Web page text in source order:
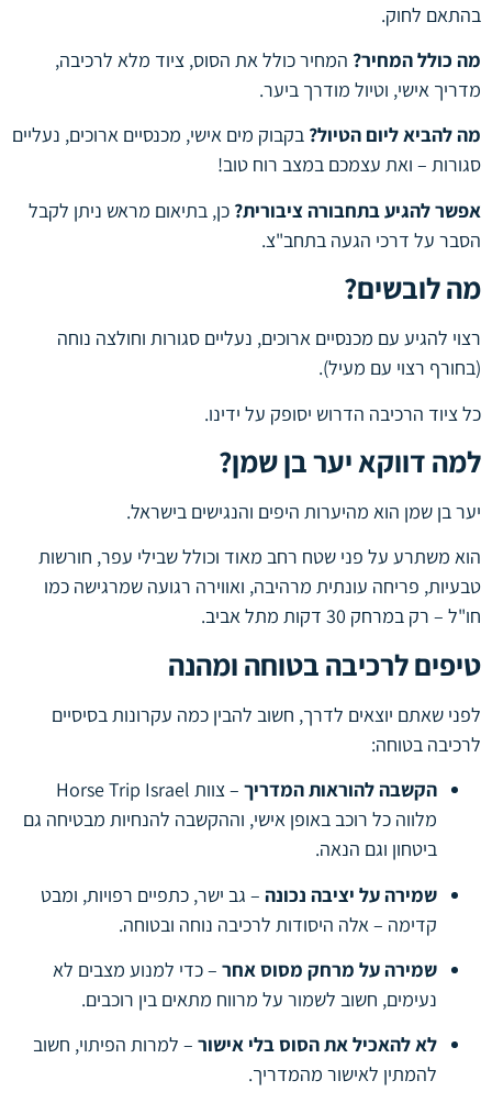
בהתאם לחוק.
מה כולל המחיר? המחיר כולל את הסוס, ציוד מלא לרכיבה,
מדריך אישי, וטיול מודרך ביער.
מה להביא ליום הטיול? בקבוק מים אישי, מכנסיים ארוכים, נעליים
סגורות – ואת עצמכם במצב רוח טוב!
אפשר להגיע בתחבורה ציבורית? כן, בתיאום מראש ניתן לקבל
הסבר על דרכי הגעה בתחב"צ.
מה לובשים?
רצוי להגיע עם מכנסיים ארוכים, נעליים סגורות וחולצה נוחה
(בחורף רצוי עם מעיל).
כל ציוד הרכיבה הדרוש יסופק על ידינו.
למה דווקא יער בן שמן?
יער בן שמן הוא מהיערות היפים והנגישים בישראל.
הוא משתרע על פני שטח רחב מאוד וכולל שבילי עפר, חורשות
טבעיות, פריחה עונתית מרהיבה, ואווירה רגועה שמרגישה כמו
חו"ל – רק במרחק 30 דקות מתל אביב.
טיפים לרכיבה בטוחה ומהנה
לפני שאתם יוצאים לדרך, חשוב להבין כמה עקרונות בסיסיים
לרכיבה בטוחה:
הקשבה להוראות המדריך
– צוות Horse Trip Israel
מלווה כל רוכב באופן אישי, וההקשבה להנחיות מבטיחה גם
ביטחון וגם הנאה.
שמירה על יציבה נכונה – גב ישר, כתפיים רפויות, ומבט
קדימה – אלה היסודות לרכיבה נוחה ובטוחה.
שמירה על מרחק מסוס אחר – כדי למנוע מצבים לא
נעימים, חשוב לשמור על מרווח מתאים בין רוכבים.
לא להאכיל את הסוס בלי אישור – למרות הפיתוי, חשוב
להמתין לאישור מהמדריך.